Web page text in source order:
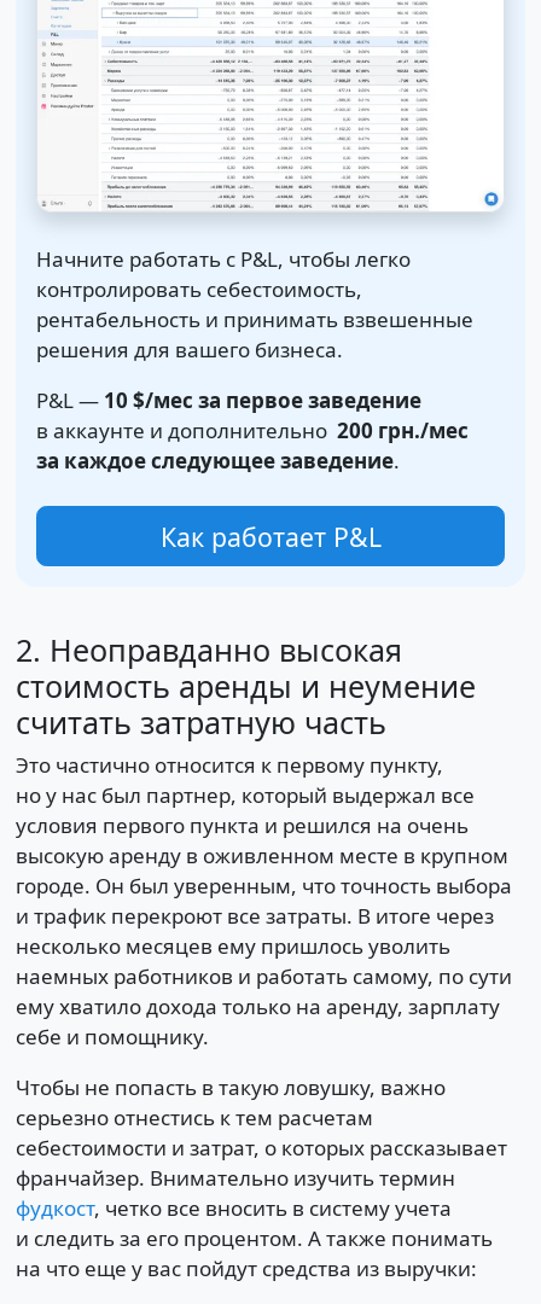
Начните работать с P&L, чтобы легко
контролировать себестоимость,
рентабельность и принимать взвешенные
решения для вашего бизнеса.
P&L — 10 $/мес за первое заведение
в аккаунте и дополнительно 200 грн./мес
за каждое следующее заведение.
Как работает P&L
2. Неоправданно высокая
стоимость аренды и неумение
считать затратную часть
Это частично относится к первому пункту,
но у нас был партнер, который выдержал все
условия первого пункта и решился на очень
высокую аренду в оживленном месте в крупном
городе. Он был уверенным, что точность выбора
и трафик перекроют все затраты. В итоге через
несколько месяцев ему пришлось уволить
наемных работников и работать самому, по сути
ему хватило дохода только на аренду, зарплату
себе и помощнику.
Чтобы не попасть в такую ловушку, важно
серьезно отнестись к тем расчетам
себестоимости и затрат, о которых рассказывает
франчайзер. Внимательно изучить термин
фудкост, четко все вносить в систему учета
и следить за его процентом. А также понимать
на что еще у вас пойдут средства из выручки: